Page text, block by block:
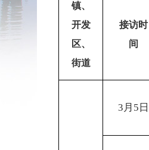
镇、
开发
区、
街道
接访时
间
3 月5日